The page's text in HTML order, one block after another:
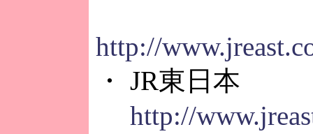
http://
・ JR東日本
http://